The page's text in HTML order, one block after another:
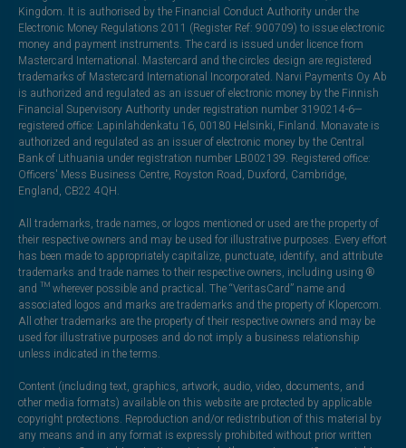
Kingdom. It is authorised by the Financial Conduct Authority under the
Electronic Money Regulations 2011 (Register Ref: 900709) to issue electronic
money and payment instruments. The card is issued under licence from
Mastercard International. Mastercard and the circles design are registered
trademarks of Mastercard International Incorporated. Narvi Payments Oy Ab
is authorized and regulated as an issuer of electronic money by the Finnish
Financial Supervisory Authority under registration number 3190214-6—
registered office: Lapinlahdenkatu 16, 00180 Helsinki, Finland. Monavate is
authorized and regulated as an issuer of electronic money by the Central
Bank of Lithuania under registration number LB002139. Registered office:
Officers' Mess Business Centre, Royston Road, Duxford, Cambridge,
England, CB22 4QH.
All trademarks, trade names, or logos mentioned or used are the property of
their respective owners and may be used for illustrative purposes. Every effort
has been made to appropriately capitalize, punctuate, identify, and attribute
trademarks and trade names to their respective owners, including using ®
and ™ wherever possible and practical. The “VeritasCard” name and
associated logos and marks are trademarks and the property of Klopercom.
All other trademarks are the property of their respective owners and may be
used for illustrative purposes and do not imply a business relationship
unless indicated in the terms.
Content (including text, graphics, artwork, audio, video, documents, and
other media formats) available on this website are protected by applicable
copyright protections. Reproduction and/or redistribution of this material by
any means and in any format is expressly prohibited without prior written